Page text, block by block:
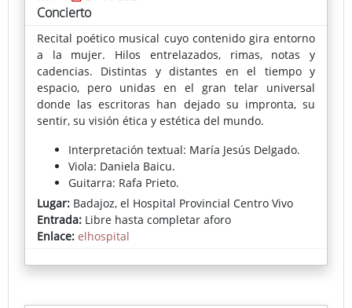
Concierto
Recital poético musical cuyo contenido gira entorno
a la mujer. Hilos entrelazados, rimas, notas y
cadencias. Distintas y distantes en el tiempo y
espacio, pero unidas en el gran telar universal
donde las escritoras han dejado su impronta, su
sentir, su visión ética y estética del mundo.
Interpretación textual: María Jesús Delgado.
Viola: Daniela Baicu.
Guitarra: Rafa Prieto.
Lugar: Badajoz, el Hospital Provincial Centro Vivo
Entrada: Libre hasta completar aforo
Enlace: elhospital